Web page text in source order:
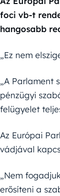
foci vb-t
hangosabb
„Ez nem
„A Parlament
pénzügyi
felügyelet
Az Európai
vádjával
„Nem
erősíteni a